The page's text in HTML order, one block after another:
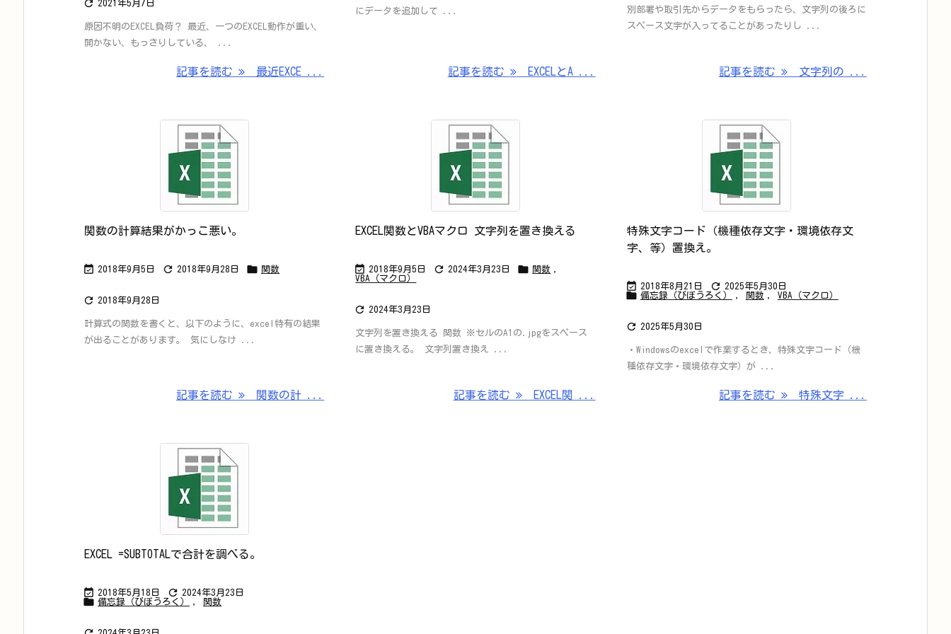
 2021年5月7日
原因不明のEXCEL負荷？ 最近、一つのEXCEL動作が重い、
開かない、もっさりしている、 ...
記事を読む 最近EXCE ...
にデータを追加して ...
記事を読む EXCELとA ...
別部署や取引先からデータをもらったら、文字列の後ろに
スペース文字が入ってることがあったりし ...
記事を読む 文字列の ...
関数の計算結果がかっこ悪い。
 2018年9月5日  2018年9月28日  関数
 2018年9月28日
計算式の関数を書くと、以下のように、excel特有の結果
が出ることがあります。 気にしなけ ...
記事を読む 関数の計 ...
EXCEL関数とVBAマクロ 文字列を置き換える
 2018年9月5日  2024年3月23日  関数 ,
VBA（マクロ）
 2024年3月23日
文字列を置き換える 関数 ※セルのA1の.jpgをスペース
に置き換える。 文字列置き換え ...
記事を読む EXCEL関 ...
特殊文字コード（機種依存文字・環境依存文
字、等）置換え。
 2018年8月21日  2025年5月30日
 備忘録（びぼうろく） , 関数 , VBA（マクロ）
 2025年5月30日
・Windowsのexcelで作業するとき、特殊文字コード（機
種依存文字・環境依存文字）が ...
記事を読む 特殊文字 ...
EXCEL =SUBTOTALで合計を調べる。
 2018年5月18日  2024年3月23日
 備忘録（びぼうろく） , 関数